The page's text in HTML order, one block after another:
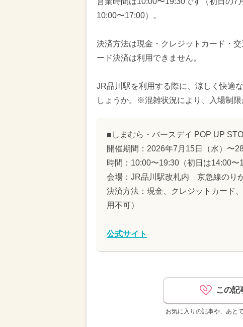
10:00〜17:00）。
決済方法は現金・クレジットカード・
ード決済は利用できません。
JR品川駅を利用する際に、涼しく快適
しょうか。※混雑状況により、入場制限
■しまむら・バースデイ POP UP
開催期間：2026年7月15日（水）〜28
時間：10:00〜19:30（初日は14:00〜
会場：JR品川駅改札内 京急線のり
決済方法：現金、クレジットカード
用不可）
公式サイト
この記
お気に入りの記事や、あと